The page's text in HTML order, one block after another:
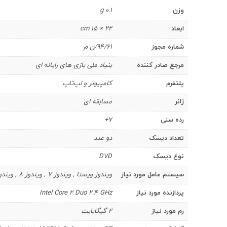
وزن
0.1 g
ابعاد
22 × 15 cm
شماره مجوز
94/61/ن م
مرجع صادر کننده
بنیاد ملی بازی های رایانه ای
پلتفرم
کامپیوتر و لپ‌تاپ
ژانر
مسابقه ای
رده سنی
7+
تعداد دیسک
دو عدد
نوع دیسک
DVD
سیستم عامل مورد نیاز
ویندوز ویستا , ویندوز 7 , ویندوز 8 , ویندوز 8.1 , ویندوز 10
پردازنده مورد نیاز
Intel Core 2 Duo 2.4 GHz
رم مورد نیاز
2 گیگابایت